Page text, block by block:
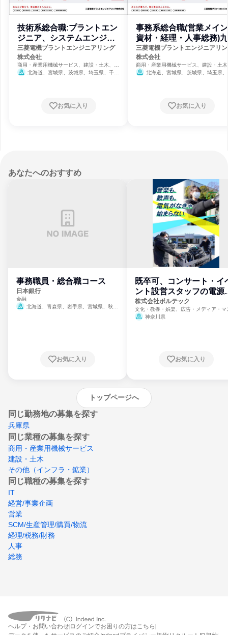
技術系総合職:プラントエン
ジニア、システムエンジニ
ア(設計)
三菱電機プラントエンジニアリング
株式会社
商用・産業用機械サービス、建設・土木、イ
ンフラ・鉱業
北海道、宮城県、茨城県、埼玉県、千葉
山口県、香川県、愛媛県、福岡県、長崎県、
熊本県、大分県、鹿児島県、沖縄県
お気に入り
事務系総合職(営業メイ
資材・経理・人事総務)
エリア
三菱電機プラントエンジニアリ
株式会社
商用・産業用機械サービス、建設・土
ンフラ・鉱業
北海道、宮城県、茨城県、埼玉県
山口県、香川県、愛媛県、福岡県、長
熊本県、大分県、鹿児島県、沖縄県
お気に入り
あなたへのおすすめ
事務職員・総合職コース
日本銀行
金融
北海道、青森県、岩手県、宮城県、秋田
崎県、熊本県、大分県、宮崎県、鹿児島県、
お気に入り
既卒可、コンサート・イ
ント設営スタッフの電源
門
株式会社ボルテック
文化・教養・娯楽、広告・メディア・マ
ミ、電力・ガス・水道・エネルギー
神奈川県
お気に入り
トップページへ
同じ勤務地の募集を探す
兵庫県
同じ業種の募集を探す
商用・産業用機械サービス
建設・土木
その他（インフラ・鉱業）
同じ職種の募集を探す
IT
経営/事業企画
営業
SCM/生産管理/購買/物流
経理/税務/財務
人事
総務
ヘルプ・お問い合わせ ログインでお困りの方はこちら